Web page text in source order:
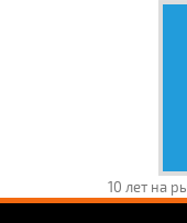
10 лет на